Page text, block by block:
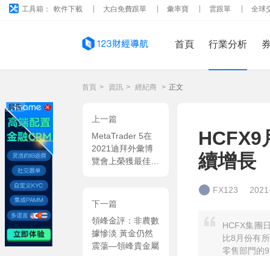
工具箱： 軟件下載 大白免費跟單 彙率寶 雲跟單 全球
首頁 行業分析
首頁 > 資訊 > 經紀商 > 正文
上一篇
MetaTrader 5在
2021迪拜外彙博
覽會上榮獲最佳多
下一篇
領峰金評：非農數
據慘淡 黃金仍然
震蕩—領峰貴金屬
HCFX9
續增長
FX123
HCFX集團
比8月份有
零售部門的
廣告